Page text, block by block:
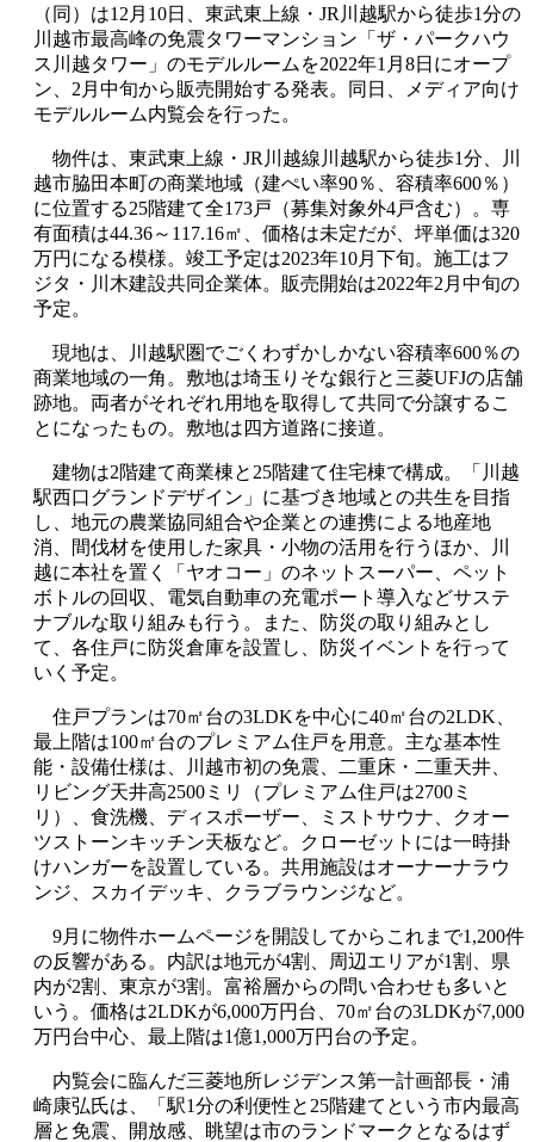
（同）は12月10日、東武東上線・JR川越駅から徒歩1分の
川越市最高峰の免震タワーマンション「ザ・パークハウ
ス川越タワー」のモデルルームを2022年1月8日にオープ
ン、2月中旬から販売開始する発表。同日、メディア向け
モデルルーム内覧会を行った。
物件は、東武東上線・JR川越線川越駅から徒歩1分、川
越市脇田本町の商業地域（建ぺい率90％、容積率600％）
に位置する25階建て全173戸（募集対象外4戸含む）。専
有面積は44.36～117.16㎡、価格は未定だが、坪単価は320
万円になる模様。竣工予定は2023年10月下旬。施工はフ
ジタ・川木建設共同企業体。販売開始は2022年2月中旬の
予定。
現地は、川越駅圏でごくわずかしかない容積率600％の
商業地域の一角。敷地は埼玉りそな銀行と三菱UFJの店舗
跡地。両者がそれぞれ用地を取得して共同で分譲するこ
とになったもの。敷地は四方道路に接道。
建物は2階建て商業棟と25階建て住宅棟で構成。「川越
駅西口グランドデザイン」に基づき地域との共生を目指
し、地元の農業協同組合や企業との連携による地産地
消、間伐材を使用した家具・小物の活用を行うほか、川
越に本社を置く「ヤオコー」のネットスーパー、ペット
ボトルの回収、電気自動車の充電ポート導入などサステ
ナブルな取り組みも行う。また、防災の取り組みとし
て、各住戸に防災倉庫を設置し、防災イベントを行って
いく予定。
住戸プランは70㎡台の3LDKを中心に40㎡台の2LDK、
最上階は100㎡台のプレミアム住戸を用意。主な基本性
能・設備仕様は、川越市初の免震、二重床・二重天井、
リビング天井高2500ミリ（プレミアム住戸は2700ミ
リ）、食洗機、ディスポーザー、ミストサウナ、クオー
ツストーンキッチン天板など。クローゼットには一時掛
けハンガーを設置している。共用施設はオーナーナラウ
ンジ、スカイデッキ、クラブラウンジなど。
9月に物件ホームページを開設してからこれまで1,200件
の反響がある。内訳は地元が4割、周辺エリアが1割、県
内が2割、東京が3割。富裕層からの問い合わせも多いと
いう。価格は2LDKが6,000万円台、70㎡台の3LDKが7,000
万円台中心、最上階は1億1,000万円台の予定。
内覧会に臨んだ三菱地所レジデンス第一計画部長・浦
崎康弘氏は、「駅1分の利便性と25階建てという市内最高
層と免震、開放感、眺望は市のランドマークとなるはず